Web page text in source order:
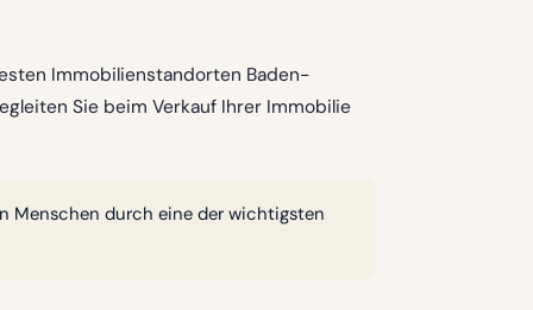
Immobilienstandorten Baden-
Sie beim Verkauf Ihrer Immobilie
Menschen durch eine der wichtigsten